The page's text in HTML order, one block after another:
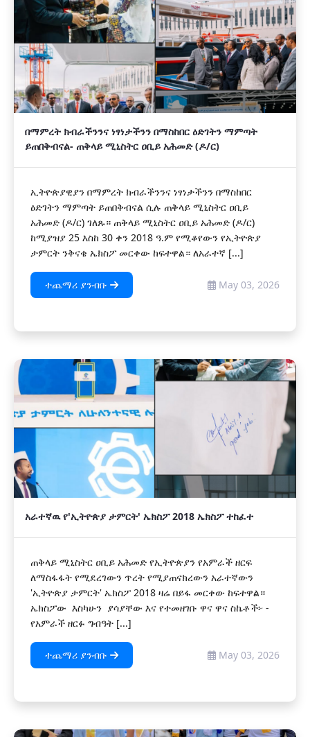
በማምረት ክብራችንንና ነፃነታችንን በማስከበር ዕድገትን ማምጣት
ይጠበቅብናል- ጠቅላይ ሚኒስትር ዐቢይ አሕመድ (ዶ/ር)
ኢትዮጵያዊያን በማምረት ክብራችንንና ነፃነታችንን በማስከበር
ዕድገትን ማምጣት ይጠበቅብናል ሲሉ ጠቅላይ ሚኒስትር ዐቢይ
አሕመድ (ዶ/ር) ገለጹ። ጠቅላይ ሚኒስትር ዐቢይ አሕመድ (ዶ/ር)
ከሚያዝያ 25 እስከ 30 ቀን 2018 ዓ.ም የሚቆየውን የኢትዮጵያ
ታምርት ንቅናቄ ኤክስፖ መርቀው ከፍተዋል። ለአራተኛ [...]
ተጨማሪ ያንብቡ May 03, 2026
አራተኛዉ የ'ኢትዮጵያ ታምርት' ኤክስፖ 2018 ኤክስፖ ተከፈተ
ጠቅላይ ሚኒስትር ዐቢይ አሕመድ የኢትዮጵያን የአምራች ዘርፍ
ለማስፋፋት የሚደረገውን ጥረት የሚያጠናክረውን አራተኛውን
'ኢትዮጵያ ታምርት' ኤክስፖ 2018 ዛሬ በይፋ መርቀው ከፍተዋል።
‎‎ኤክስፖው እስካሁን ያሳያቸው እና የተመዘገቡ ዋና ዋና ስኬቶች፦ ‎-
የአምራች ዘርፉ ግብዓት [...]
ተጨማሪ ያንብቡ May 03, 2026